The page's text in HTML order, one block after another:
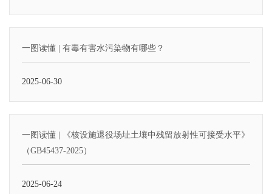
一图读懂 | 有毒有害水污染物有哪些？
2025-06-30
一图读懂 | 《核设施退役场址土壤中残留放射性可接受水平》
（GB45437-2025）
2025-06-24